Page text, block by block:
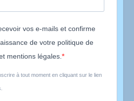
vos e-mails et confirme
de votre politique de
mentions légales.
à tout moment en cliquant sur le lien